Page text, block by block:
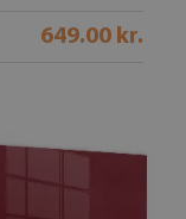
649.00 kr.